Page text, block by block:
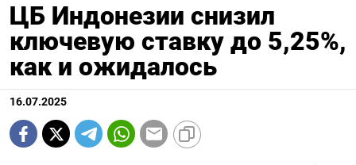
ЦБ Индонезии снизил
ключевую ставку до 5,25%,
как и ожидалось
16.07.2025